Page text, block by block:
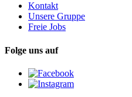
Kontakt
Unsere Gruppe
Freie Jobs
Folge uns auf